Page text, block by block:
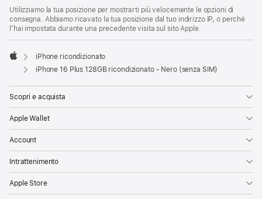
Utilizziamo la tua posizione per mostrarti più velocemente le opzioni di
consegna. Abbiamo ricavato la tua posizione dal tuo indirizzo IP, o perché
l’hai impostata durante una precedente visita sul sito Apple.
Apple
iPhone ricondizionato
iPhone 16 Plus 128GB ricondizionato - Nero (senza SIM)
Scopri e acquista
Apple Wallet
Account
Intrattenimento
Apple Store